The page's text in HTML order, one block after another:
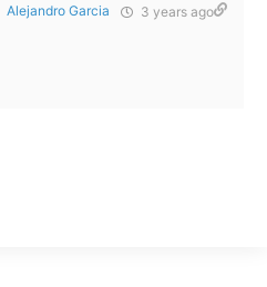
Alejandro Garcia 3 years ago